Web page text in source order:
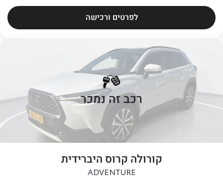
לפרטים ורכישה
רכב זה נמכר
קורולה קרוס היברידית
ADVENTURE